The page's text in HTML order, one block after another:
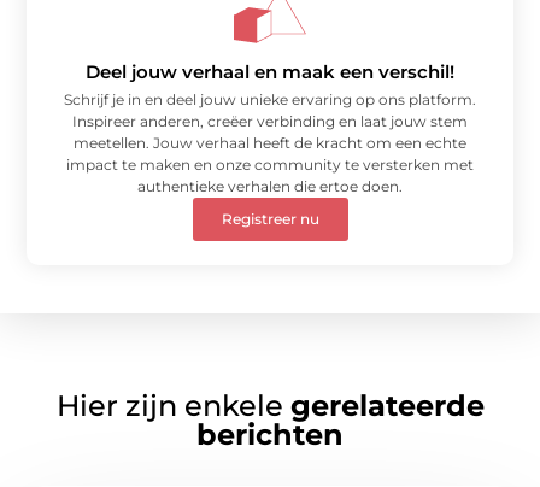
Deel jouw verhaal en maak een verschil!
Schrijf je in en deel jouw unieke ervaring op ons platform.
Inspireer anderen, creëer verbinding en laat jouw stem
meetellen. Jouw verhaal heeft de kracht om een echte
impact te maken en onze community te versterken met
authentieke verhalen die ertoe doen.
Registreer nu
Hier zijn enkele gerelateerde
berichten